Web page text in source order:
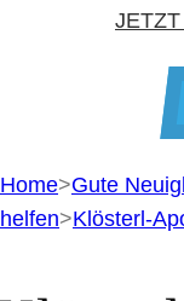
Home>Gute
helfen>Klösterl-